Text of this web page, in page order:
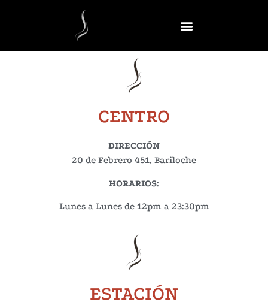
CENTRO
DIRECCIÓN
20 de Febrero 451, Bariloche
HORARIOS:
Lunes a Lunes de 12pm a 23:30pm
ESTACIÓN